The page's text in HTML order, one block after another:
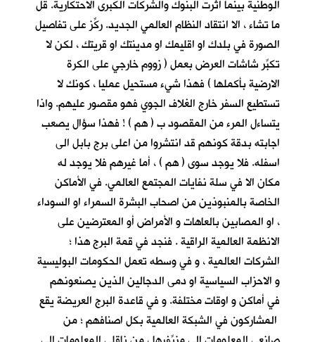
الوطنية بينما اثرت البنوك والشركات الكبرى الاحتكارية. قل
ما تشاء ، الا انتقاد النظام العالمي الجديد. ركِّز على تفاصيل
الصورة في بلدك او اقليمك او مدينتك او قريتك ، لكن لا
تكبِّر شاشات العرض بعمل ( زووم خارجي على الكرة
الارضية بأكملها ) فهذا شيء مستحيل عمليا ، كونك لا
تستطيع السفر خارج الغلاف الجوي فهو مقصور عليهم. واذا
يتساءل المرء من المقصود ب ( هم ) ! فهذا سؤال يصعب
اجابته بدقة كونهم قد انتشروا من اعلى برج بابل الى
اسفله. فلا يوجد سوى ( هم ) ، أما غيرهم فلا يوجد له
مكان الا في سلة نفايات المجتمع العالمي. في الأماكن
الخاصة بالمنبوذين من اصحاب البشرة السمراء او السوداء
، او المصابين بالعاهات و الأمراض أو المعترضين على
الانظمة العالمية الراقية . فنجد في قمة البرج هذا ؛
الشركات العالمية ، و في وسطه تعمل الحكومات البوليسية
و الاحزاب السياسية او دمى الدجالين الذين يصنعونهم
في أماكن و اوقات مختلفة. و في قاعدة البرج العريضة يقع
المشاركون في الشبكة العالمية بكل اصنافهم ؛ من